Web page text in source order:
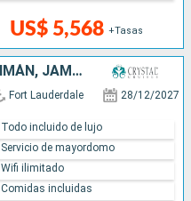
US$ 5,568 +Tasas
ESTADOS UNIDOS, ISLAS CAIMÁN, JAMAICA, PUERTO RICO, SANTA LUCIA, ANTIGUA Y BARBUDA, REPÚBLICA DOMINICANA
Fort Lauderdale 28/12/2027
Todo incluido de lujo
Servicio de mayordomo
Wifi ilimitado
Comidas incluidas